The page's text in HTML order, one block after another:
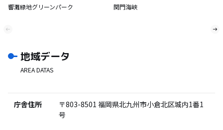
響灘緑地グリーンパーク
関門海峡
地域データ
AREA DATAS
庁舎住所 〒803-8501 福岡県北九州市小倉北区城内1番1
号